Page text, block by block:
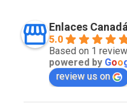
Enlaces Canadá
5.0
Based on 1
powered by Goo
review us on